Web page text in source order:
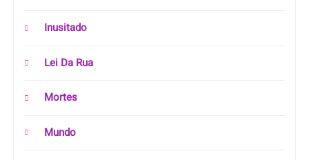
Inusitado
Lei Da Rua
Mortes
Mundo